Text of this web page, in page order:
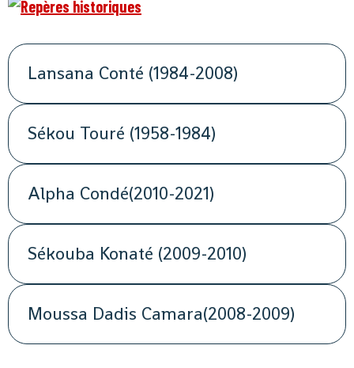
Lansana Conté (1984-2008)
Sékou Touré (1958-1984)
Alpha Condé(2010-2021)
Sékouba Konaté (2009-2010)
Moussa Dadis Camara(2008-2009)